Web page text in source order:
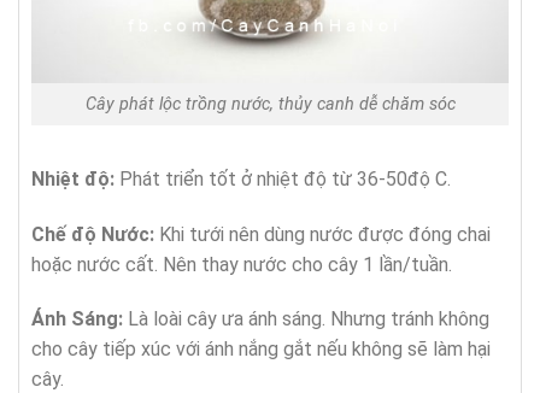
Cây phát lộc trồng nước, thủy canh dễ chăm sóc
Nhiệt độ: Phát triển tốt ở nhiệt độ từ 36-50độ C.
Chế độ Nước: Khi tưới nên dùng nước được đóng chai
hoặc nước cất. Nên thay nước cho cây 1 lần/tuần.
Ánh Sáng: Là loài cây ưa ánh sáng. Nhưng tránh không
cho cây tiếp xúc với ánh nắng gắt nếu không sẽ làm hại
cây.